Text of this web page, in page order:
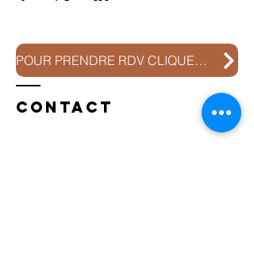
POUR PRENDRE RDV CLIQUEZ ICI
Contact